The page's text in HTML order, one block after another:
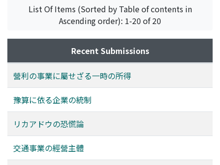
List Of Items (Sorted by Table of contents in
Ascending order): 1-20 of 20
Recent Submissions
營利の事業に屬せざる一時の所得
豫算に依る企業の統制
リカアドウの恐慌論
交通事業の經營主體